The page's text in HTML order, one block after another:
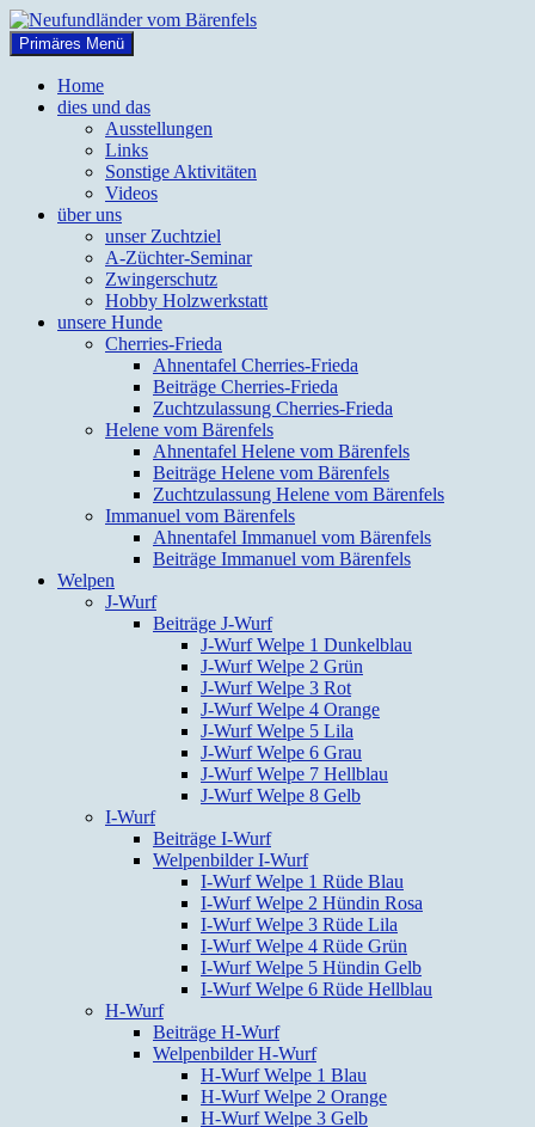
Zum
Inhalt
springen
Neufundländer vom Bärenfels
Suchen
Primäres Menü
Home
dies und das
Ausstellungen
Links
Sonstige Aktivitäten
Videos
über uns
unser Zuchtziel
A-Züchter-Seminar
Zwingerschutz
Hobby Holzwerkstatt
unsere Hunde
Cherries-Frieda
Ahnentafel Cherries-Frieda
Beiträge Cherries-Frieda
Zuchtzulassung Cherries-Frieda
Helene vom Bärenfels
Ahnentafel Helene vom Bärenfels
Beiträge Helene vom Bärenfels
Zuchtzulassung Helene vom Bärenfels
Immanuel vom Bärenfels
Ahnentafel Immanuel vom Bärenfels
Beiträge Immanuel vom Bärenfels
Welpen
J-Wurf
Beiträge J-Wurf
J-Wurf Welpe 1 Dunkelblau
J-Wurf Welpe 2 Grün
J-Wurf Welpe 3 Rot
J-Wurf Welpe 4 Orange
J-Wurf Welpe 5 Lila
J-Wurf Welpe 6 Grau
J-Wurf Welpe 7 Hellblau
J-Wurf Welpe 8 Gelb
I-Wurf
Beiträge I-Wurf
Welpenbilder I-Wurf
I-Wurf Welpe 1 Rüde Blau
I-Wurf Welpe 2 Hündin Rosa
I-Wurf Welpe 3 Rüde Lila
I-Wurf Welpe 4 Rüde Grün
I-Wurf Welpe 5 Hündin Gelb
I-Wurf Welpe 6 Rüde Hellblau
H-Wurf
Beiträge H-Wurf
Welpenbilder H-Wurf
H-Wurf Welpe 1 Blau
H-Wurf Welpe 2 Orange
H-Wurf Welpe 3 Gelb